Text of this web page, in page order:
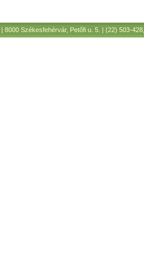
| 8000 Székesfehérvár, Petőfi u. 5. | (22) 503-